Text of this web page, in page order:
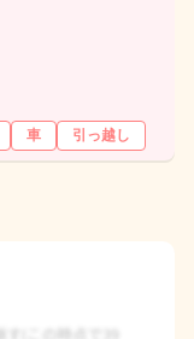
車 引っ越し